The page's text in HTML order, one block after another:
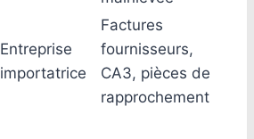
Entreprise
importatrice
Factures
fournisseurs,
CA3, pièces de
rapprochement